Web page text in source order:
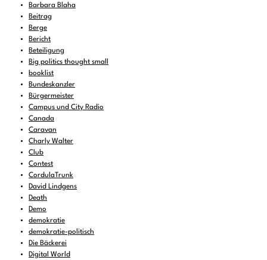
Barbara Blaha
Beitrag
Berge
Bericht
Beteiligung
Big politics thought small
booklist
Bundeskanzler
Bürgermeister
Campus und City Radio
Canada
Caravan
Charly Walter
Club
Contest
CordulaTrunk
David Lindgens
Death
Demo
demokratie
demokratie-politisch
Die Bäckerei
Digital World